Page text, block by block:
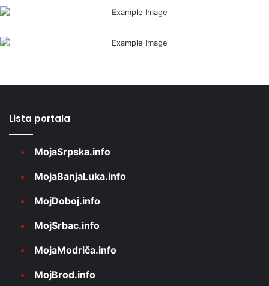
Lista portala
MojaSrpska.info
MojaBanjaLuka.info
MojDoboj.info
MojSrbac.info
MojaModriča.info
MojBrod.info